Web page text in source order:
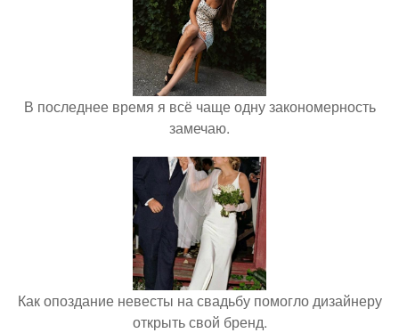
В последнее время я всё чаще одну закономерность
замечаю.
Как опоздание невесты на свадьбу помогло дизайнеру
открыть свой бренд.